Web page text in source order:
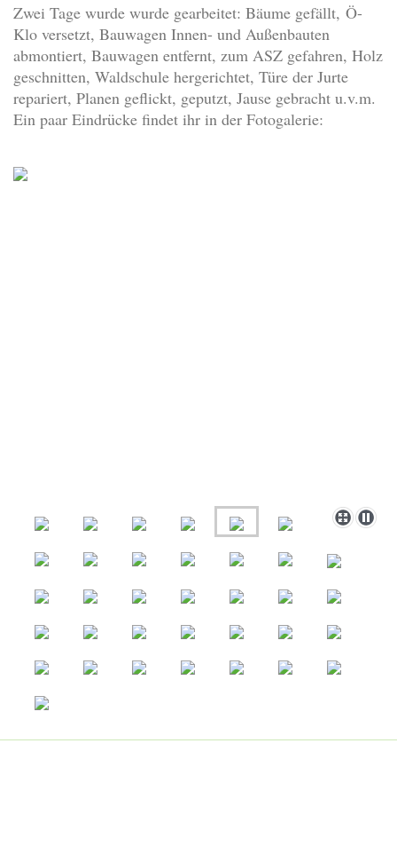
Zwei Tage wurde wurde gearbeitet: Bäume gefällt, Ö-
Klo versetzt, Bauwagen Innen- und Außenbauten
abmontiert, Bauwagen entfernt, zum ASZ gefahren, Holz
geschnitten, Waldschule hergerichtet, Türe der Jurte
repariert, Planen geflickt, geputzt, Jause gebracht u.v.m.
Ein paar Eindrücke findet ihr in der Fotogalerie: